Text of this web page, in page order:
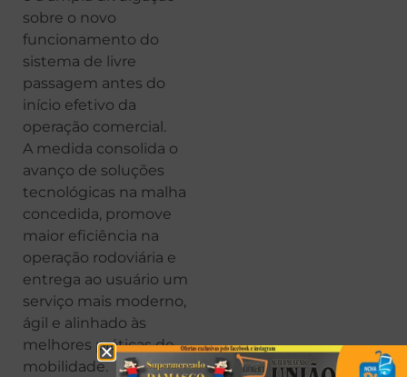
sobre o novo
funcionamento do
sistema de livre
passagem antes do
início efetivo da
operação comercial.
A medida consolida o
avanço de soluções
tecnológicas na malha
concedida, promove
maior eficiência na
operação rodoviária e
entrega ao usuário um
serviço mais moderno,
ágil e alinhado às
melhores práticas de
mobilidade.